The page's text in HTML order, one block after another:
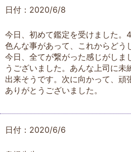
日付：2020/6/8
今日、初めて鑑定を受けました。
色んな事があって、これからどう
今日、全てが繋がった感じがしま
うございました。あんな上司に未
出来そうです。次に向かって、頑
ありがとうございました。
日付：2020/6/6